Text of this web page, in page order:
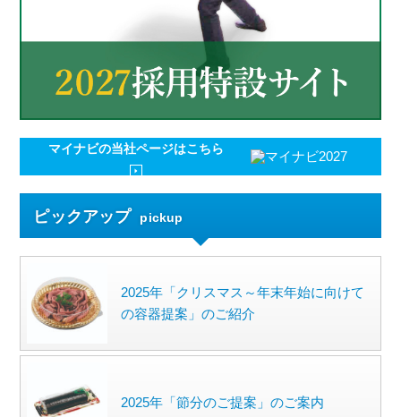
マイナビの当社ページはこちら
ピックアップ pickup
2025年「クリスマス～年末年始に向けて
の容器提案」のご紹介
2025年「節分のご提案」のご案内